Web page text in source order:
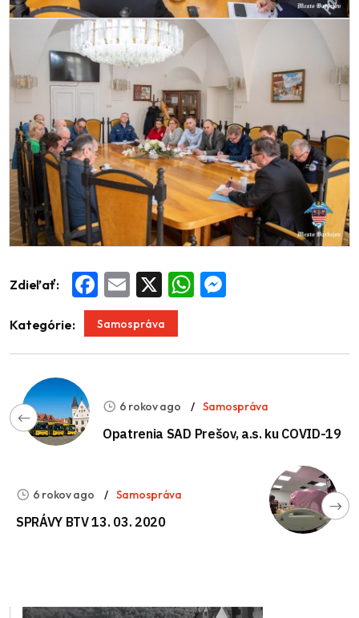
Zdieľať: Facebook
Email WhatsApp
Kategórie: Samospráva
6 rokov ago Samospráva
Opatrenia SAD Prešov, a.s. ku COVID-19
6 rokov ago Samospráva
SPRÁVY BTV 13. 03. 2020